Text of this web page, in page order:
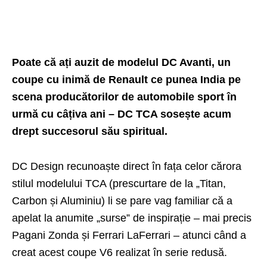
Poate că ați auzit de modelul DC Avanti, un
coupe cu inimă de Renault ce punea India pe
scena producătorilor de automobile sport în
urmă cu câțiva ani – DC TCA sosește acum
drept succesorul său spiritual.
DC Design recunoaște direct în fața celor cărora
stilul modelului TCA (prescurtare de la „Titan,
Carbon și Aluminiu) li se pare vag familiar că a
apelat la anumite „surse” de inspirație – mai precis
Pagani Zonda și Ferrari LaFerrari – atunci când a
creat acest coupe V6 realizat în serie redusă.